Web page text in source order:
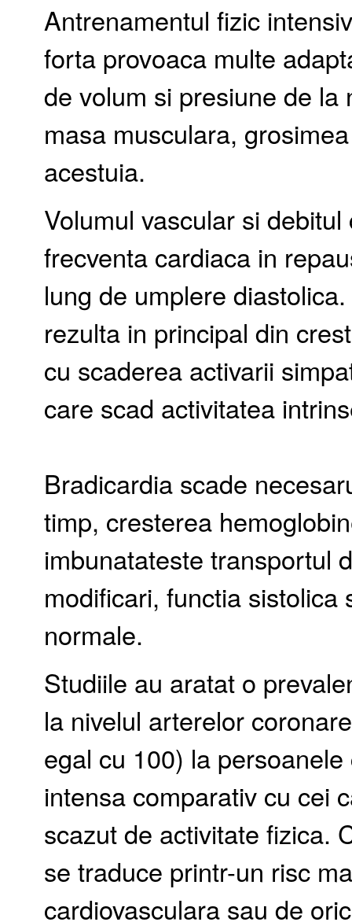
Antrenamentul fizic
forta provoaca multe
de volum si presiune de la
masa musculara,
acestuia.
Volumul vascular si
frecventa cardiaca in
lung de umplere
rezulta in principal din
cu scaderea activarii
care scad activitatea
Bradicardia scade
timp, cresterea
imbunatateste transportul
modificari, functia
normale.
Studiile au aratat o
la nivelul arterelor
egal cu 100) la
intensa comparativ cu cei
scazut de activitate fizica.
se traduce printr-un risc
cardiovasculara sau de